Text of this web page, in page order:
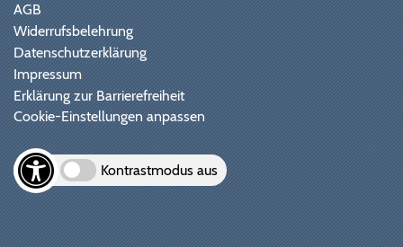
AGB
Widerrufsbelehrung
Datenschutzerklärung
Impressum
Erklärung zur Barrierefreiheit
Cookie-Einstellungen anpassen
Kontrastmodus aus